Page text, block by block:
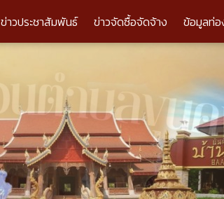
ข่าวประชาสัมพันธ์ ข่าวจัดซื้อจัดจ้าง ข้อมูลท่อ